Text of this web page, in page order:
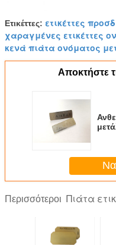
Ετικέττες: ετικέττες
χαραγμένες ετικέττες
κενά πιάτα ονόματος
Αποκτήστε
Να
Περισσότεροι Πιάτα